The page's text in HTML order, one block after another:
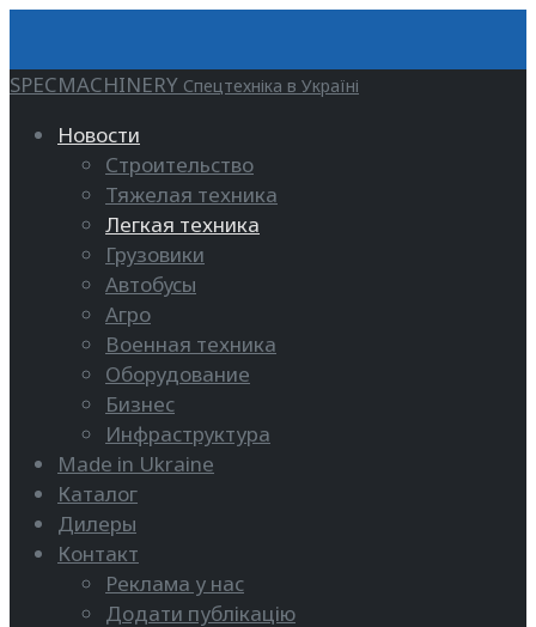
SPECMACHINERY Спецтехніка в Україні
Новости
Строительство
Тяжелая техника
Легкая техника
Грузовики
Автобусы
Агро
Военная техника
Оборудование
Бизнес
Инфраструктура
Made in Ukraine
Каталог
Дилеры
Контакт
Реклама у нас
Додати публікацію